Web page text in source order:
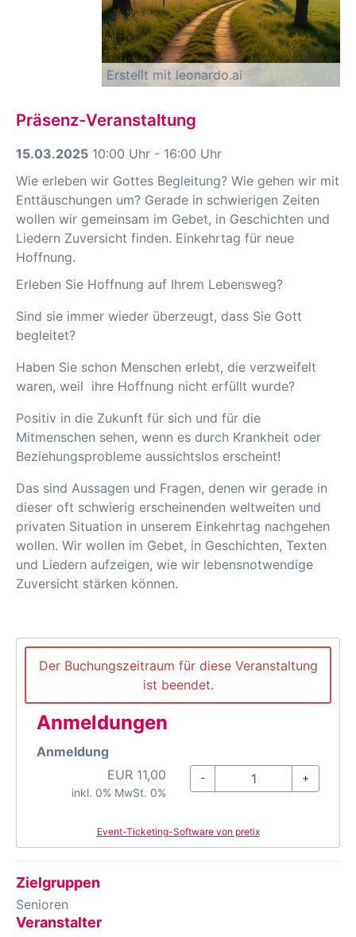
Erstellt mit leonardo.ai
Präsenz-Veranstaltung
15.03.2025 10:00 Uhr - 16:00 Uhr
Wie erleben wir Gottes Begleitung? Wie gehen wir mit
Enttäuschungen um? Gerade in schwierigen Zeiten
wollen wir gemeinsam im Gebet, in Geschichten und
Liedern Zuversicht finden. Einkehrtag für neue
Hoffnung.
Erleben Sie Hoffnung auf Ihrem Lebensweg?
Sind sie immer wieder überzeugt, dass Sie Gott
begleitet?
Haben Sie schon Menschen erlebt, die verzweifelt
waren, weil ihre Hoffnung nicht erfüllt wurde?
Positiv in die Zukunft für sich und für die
Mitmenschen sehen, wenn es durch Krankheit oder
Beziehungsprobleme aussichtslos erscheint!
Das sind Aussagen und Fragen, denen wir gerade in
dieser oft schwierig erscheinenden weltweiten und
privaten Situation in unserem Einkehrtag nachgehen
wollen. Wir wollen im Gebet, in Geschichten, Texten
und Liedern aufzeigen, wie wir lebensnotwendige
Zuversicht stärken können.
Der Buchungszeitraum für diese Veranstaltung
ist beendet.
Anmeldungen
Anmeldung
EUR 11,00
inkl. 0% MwSt. 0%
- +
Event-Ticketing-Software von pretix
Zielgruppen
Senioren
Veranstalter